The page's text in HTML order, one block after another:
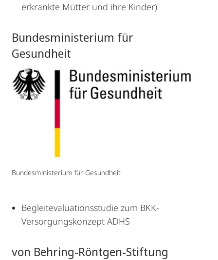
erkrankte Mütter und ihre Kinder)
Bundesministerium für
Gesundheit
Bundesministerium für Gesundheit
Begleitevaluationsstudie zum BKK-
Versorgungskonzept ADHS
von Behring-Röntgen-Stiftung